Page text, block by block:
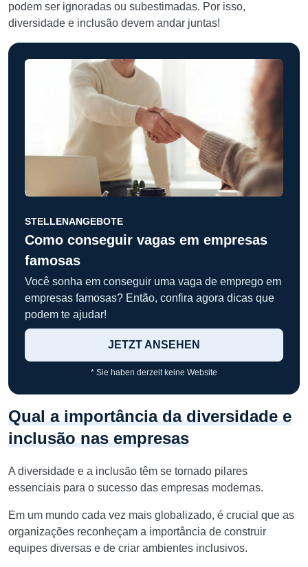
podem ser ignoradas ou subestimadas. Por isso,
diversidade e inclusão devem andar juntas!
STELLENANGEBOTE
Como conseguir vagas em empresas
famosas
Você sonha em conseguir uma vaga de emprego em
empresas famosas? Então, confira agora dicas que
podem te ajudar!
JETZT ANSEHEN
* Sie haben derzeit keine Website
Qual a importância da diversidade e
inclusão nas empresas
A diversidade e a inclusão têm se tornado pilares
essenciais para o sucesso das empresas modernas.
Em um mundo cada vez mais globalizado, é crucial que as
organizações reconheçam a importância de construir
equipes diversas e de criar ambientes inclusivos.